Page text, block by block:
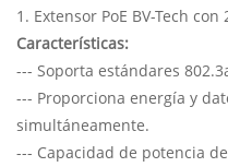
1. Extensor PoE BV-Tech
Características:
--- Soporta estándares
--- Proporciona energía y
simultáneamente.
--- Capacidad de potencia